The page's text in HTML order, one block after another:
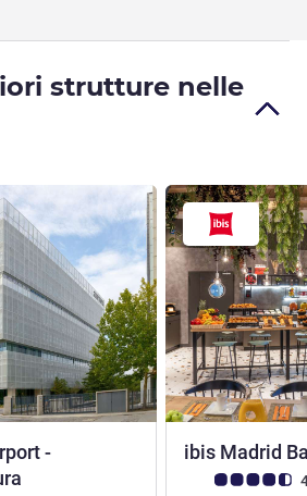
strutture nelle
-
ibis Madrid
Giudizio clienti